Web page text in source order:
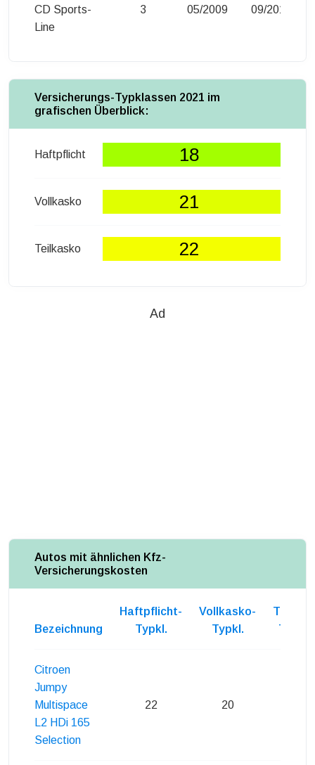
CD Sports-
Line
3 05/2009 09/2011
Versicherungs-Typklassen 2021 im
grafischen Überblick:
Haftpflicht 18
Vollkasko 21
Teilkasko 22
Ad
Autos mit ähnlichen Kfz-
Versicherungskosten
Bezeichnung
Haftpflicht-
Typkl.
Vollkasko-
Typkl.
Typkl.
Citroen
Jumpy
Multispace
L2 HDi 165
Selection
22 20